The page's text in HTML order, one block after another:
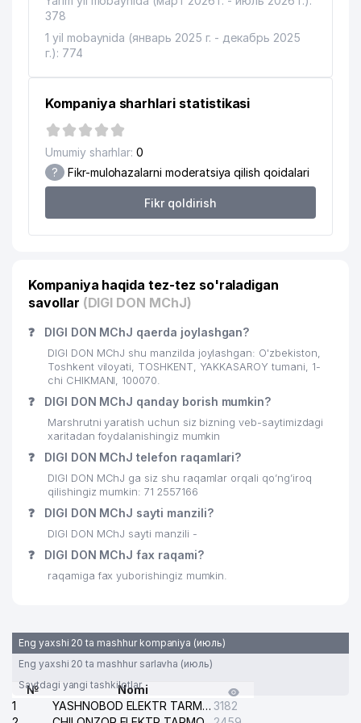
TA'MINOTI BOSHQARMASI
16
COOL KIDS NODAVLAT TA'LIM
MUASSASASI
347 м
17 O'ZQURILISHMATERIALSAVDO MChJ 375 м
ASIA ADVENTURES MChJ
20
BANGLADESH XALQ RESPUBLIKASI
O'ZBEKISTON EVREY MILLIY
MADANIYAT MARKAZI
MADANIYAT MARKAZI
24 CARAVAN GROUP MChJ 446 м
25 OCEAN-SEEFOOD MChJ
26
FAYSEL KONSTRUKTION LOGISTIK
MChJ
496 м
27 MALAYZIYA ELChINONASI
28
KATTA TANAFFUS BILIMDON
29 DILRUZ MChJ
30
MChJ
32 ALOQA BO'LIMI №100
LAZOKAT XUSUSIY KORXONASI
378
1 yil mobaynida (январь 2025 г. - декабрь 2025
г.): 774
Kompaniya sharhlari statistikasi
Umumiy sharhlar: 0
? Fikr-mulohazalarni moderatsiya qilish qoidalari
Fikr qoldirish
Kompaniya haqida tez-tez so'raladigan
savollar (DIGI DON MChJ)
❓ DIGI DON MChJ qaerda joylashgan?
DIGI DON MChJ shu manzilda joylashgan: O'zbekiston,
Toshkent viloyati, TOSHKENT, YAKKASAROY tumani, 1-
chi CHIKMANI, 100070.
❓ DIGI DON MChJ qanday borish mumkin?
Marshrutni yaratish uchun siz bizning veb-saytimizdagi
xaritadan foydalanishingiz mumkin
❓ DIGI DON MChJ telefon raqamlari?
DIGI DON MChJ ga siz shu raqamlar orqali qo’ng’iroq
qilishingiz mumkin: 71 2557166
❓ DIGI DON MChJ sayti manzili?
DIGI DON MChJ sayti manzili -
❓ DIGI DON MChJ fax raqami?
raqamiga fax yuborishingiz mumkin.
Eng yaxshi 20 ta mashhur kompaniya (июль)
Eng yaxshi 20 ta mashhur sarlavha (июль)
Saytdagi yangi tashkilotlar
№
Nomi
1
YASHNOBOD ELEKTR TARMOG'I NOSOZLIKLARI XIZMATI 3182